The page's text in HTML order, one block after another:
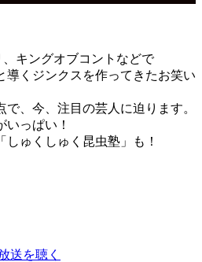
キングオブコントなどで
導くジンクスを作ってきたお笑い
、今、注目の芸人に迫ります。
いっぱい！
ゅくしゅく昆虫塾」も！
送を聴く